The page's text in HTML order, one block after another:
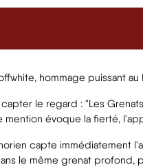
hommage puissant
le regard : "Les
évoque la fierté,
capte
le même grenat